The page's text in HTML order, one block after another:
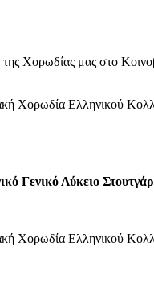
Χορωδίας μας στο
Γενικό Λύκειο